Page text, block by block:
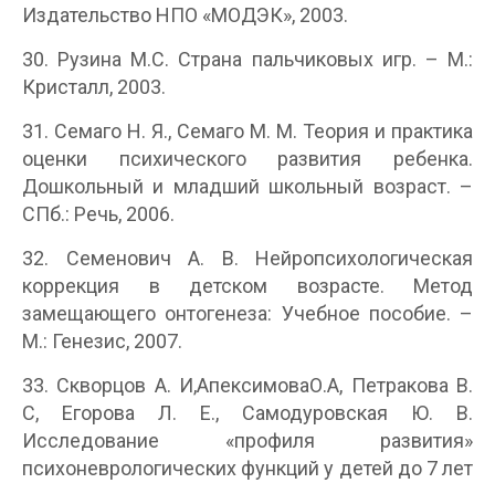
Издательство НПО «МОДЭК», 2003.
30. Рузина М.С. Страна пальчиковых игр. – М.:
Кристалл, 2003.
31. Семаго Н. Я., Семаго М. М. Теория и практика
оценки психического развития ребенка.
Дошкольный и младший школьный возраст. –
СПб.: Речь, 2006.
32. Семенович А. В. Нейропсихологическая
коррекция в детском возрасте. Метод
замещающего онтогенеза: Учебное пособие. –
М.: Генезис, 2007.
33. Скворцов А. И,АпексимоваО.А, Петракова В.
С, Егорова Л. Е., Самодуровская Ю. В.
Исследование «профиля развития»
психоневрологических функций у детей до 7 лет